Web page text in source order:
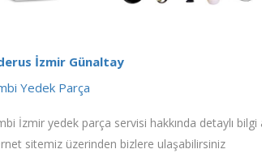
İzmir Günaltay
Yedek Parça
İzmir yedek parça servisi hakkında detaylı bilgi
sitemiz üzerinden bizlere ulaşabilirsiniz